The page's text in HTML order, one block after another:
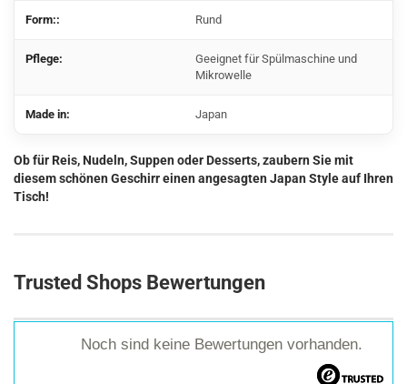
Form:: Rund
Pflege:
Geeignet für Spülmaschine und
Mikrowelle
Made in: Japan
Ob für Reis, Nudeln, Suppen oder Desserts, zaubern Sie mit
diesem schönen Geschirr einen angesagten Japan Style auf Ihren
Tisch!
Trusted Shops Bewertungen
Noch sind keine Bewertungen vorhanden.